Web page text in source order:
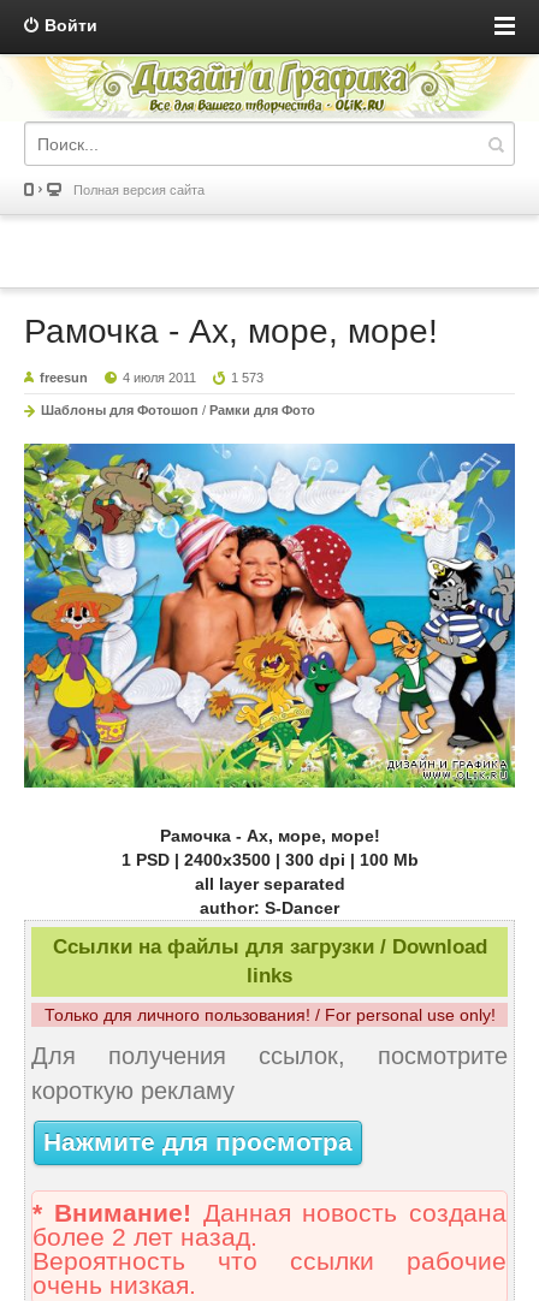
Войти
Полная версия сайта
Рамочка - Ах, море, море!
freesun 4 июля 2011 1 573
Шаблоны для Фотошоп / Рамки для Фото
Рамочка - Ах, море, море!
1 PSD | 2400x3500 | 300 dpi | 100 Mb
all layer separated
author: S-Dancer
Ссылки на файлы для загрузки / Download
links
Только для личного пользования! / For personal use only!
Для получения ссылок, посмотрите
короткую рекламу
Нажмите для просмотра
* Внимание! Данная новость создана
более 2 лет назад.
Вероятность что ссылки рабочие
очень низкая.